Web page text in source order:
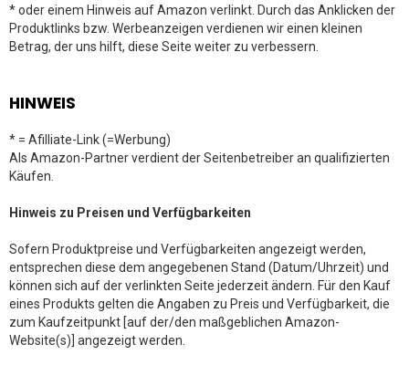
* oder einem Hinweis auf Amazon verlinkt. Durch das Anklicken der
Produktlinks bzw. Werbeanzeigen verdienen wir einen kleinen
Betrag, der uns hilft, diese Seite weiter zu verbessern.
HINWEIS
* = Afilliate-Link (=Werbung)
Als Amazon-Partner verdient der Seitenbetreiber an qualifizierten
Käufen.
Hinweis zu Preisen und Verfügbarkeiten
Sofern Produktpreise und Verfügbarkeiten angezeigt werden,
entsprechen diese dem angegebenen Stand (Datum/Uhrzeit) und
können sich auf der verlinkten Seite jederzeit ändern. Für den Kauf
eines Produkts gelten die Angaben zu Preis und Verfügbarkeit, die
zum Kaufzeitpunkt [auf der/den maßgeblichen Amazon-
Website(s)] angezeigt werden.